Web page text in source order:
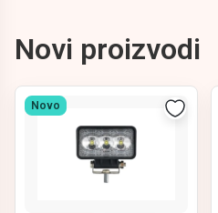
Novi proizvodi
Novo